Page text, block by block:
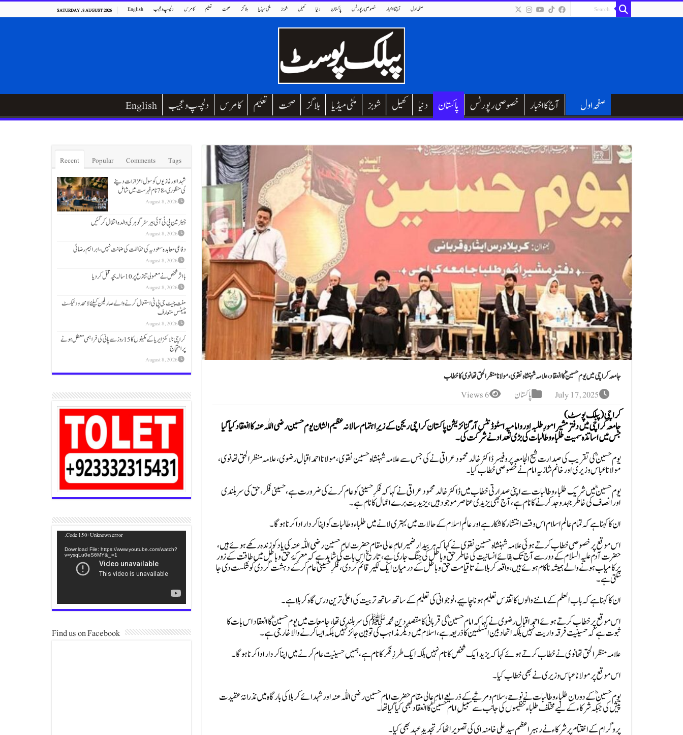
SATURDAY , 8 AUGUST 2026 English دلچسپ و عجیب کامرس تعلیم صحت بلاگز ملٹی میڈیا شوبز کھیل دنیا پاکستان خصوصی رپورٹس آج کا اخبار صفحہ اول
English دلچسپ و عجیب کامرس تعلیم صحت بلاگز ملٹی میڈیا شوبز کھیل دنیا پاکستان خصوصی رپورٹس آج کا اخبار صفحہ اول
جامعہ کراچی میں یوم حسینؓ کا انعقاد،علامہ شہنشاہ نقوی، مولانا منظر الحق تھانوی کا خطاب
July 17, 2025 پاکستان 6 Views
کراچی (پبلک پوسٹ )
جامعہ کراچی میں دفترِ مشیرِ امورِ طلبہ اور و امامیہ اسٹوڈنٹس آرگنائزیشن پاکستان کراچی ریجن کے زیرِ اہتمام سالانہ عظیم الشان یوم حسین رضی اللّٰہ عنہ کا انعقاد کیا گیا
جس میں اساتذہ سمیت طلباء و طالبات کی بڑی تعداد نے شرکت کی۔
یوم حسینؓ کی تقریب کی صدارت شیح الجامعہ پروفیسر ڈاکٹر خالد محمود عراقی نے کی جس سے علامہ شہنشاہ حسین نقوی، مولانا احمد اقبال رضوی، علامہ منظر الحق تھانوی،
مولانا عباس وزیری اور خانم شازیہ امام نے خصوصی خطاب کیا۔
یوم حسینؓ میں شریک طلباء و طالبات سے اپنی صدارتی خطاب میں ڈاکٹر خالد محمود عراقی نے کہا کہ فکرِ حسینی کو عام کرنے کی ضرورت ہے، حسینی فکر، حق کی سر بلندی
اور انصاف کی خاطر جہدوجد کرنے کا نام ہے، آج بھی یزیدی عناصر موجود ہیں، یزیدیت برے اعمال کا نام ہے۔
ان کا کہناہے کہ تمام عالمِ اسلام اس وقت انتشار کا شکار ہے اور عالمِ اسلام کے حالات میں بہتری لانے میں طلباء و طالبات کو اپنا کردار اداکرنا ہو گا۔
اس موقع پر خصوصی خطاب کرتے ہوئی علامہ شہنشاہ حسین نقوی نے کہا کہ ہر بیدار ضمیر امامِ عالی مقام حضرت امام حسین رضی اللّٰہ عنہ کی یاد کو زندہ رکھے ہوئے ہیں،
حضرت آدم علیہ السلام کے دور سے آج تک بقائے انسانیت کی خاطر حق و باطل کی جنگ جاری ہے، تاریخ اس بات کی شاہد ہے کہ معرکۂ حق و باطل میں طاقت کے زور
پر کامیاب ہونے والے ہمیشہ ناکام ہوئے ہیں، واقعہ کربلا نے تاقیامت حق و باطل کے درمیان ایک لکیر قائم کر دی، فکرِ حسینیؓ عام کر کے دہشت گردی کو شکست دی جا
سکتی ہے۔
ان کا کہنا ہے کہ باب العلم کے ماننے والوں کا تقدس تعلیم ہونا چاہیے، نوجوانی کی تعلیم کے ساتھ ساتھ تربیت کی اعلیٰ ترین درس گاہ کربلا ہے۔
اس موقع پر خطاب کرتے ہوئے احمد اقبال رضوی نے کہا کہ امام حسینؓ کی قربانی کا مقصد دینِ محمد ﷺ کی سر بلندی تھا، جامعات میں یوم حسینؓ کا انعقاد اس بات کا
ثبوت ہے کہ حسینیت فرقہ واریت نہیں بلکہ اتحاد بین المسلمین کا ذریعہ ہے، اسلام میں دیگر مذاہب کی توہین جائز نہیں بلکہ ایسا کرنے والا خارجی ہے۔
علامہ منظر الحق تھانوی نے خطاب کرتے ہوئے کہا کہ یزید ایک شخص کا نام نہیں بلکہ ایک طرزِ فکر کا نام ہے، ہمیں حسینیت عام کرنے میں اپنا کردار ادا کرنا ہو گا۔
اس موقع پر مولانا عباس وزیری نے بھی خطاب کیا۔
یوم حسین ؓ کے دوران طلباء و طالبات نے نوحے، سلام و مرثیے کے ذریعے امامِ عالی مقام حضرت امام حسین رضی اللّٰہ عنہ اور شہدائے کربلا کی بارگاہ میں نذرانۂ عقیدت
پیش کی جبکہ شرکا ء کے لیے مختلف طلباء تنظیموں کی جانب سے سبیلِ امام حسینؓ کا انعقاد بھی کیا گیا تھا۔
پروگرام کے اختتام پر شرکاء نے رہبرِ اعظم سید علی خامنہ ای کی تصویر اٹھا کر تجدیدِ عہد بھی کیا۔
Recent Popular Comments
Tags
شہدا اور غازیوں کو سول اعزازات دینے
کی منظوری، 78 نام فہرست میں شامل
August 8, 2026
چیئرمین پی ٹی آئی بیرسٹر گوہر کی والدہ انتقال کر گئیں
August 8, 2026
دفاعی معاہدہ سعودیہ کی حفاظت کی ضمانت نہیں، ابراہیم رضائی
August 8, 2026
بااثر شخص نے معمولی تنازع پر 10 سالہ بچہ قتل کر دیا
August 8, 2026
مفت چیٹ جی پی ٹی استعمال کرنے والے صارفین کیلئے لامحدود ٹیکسٹ
چیٹس متعارف
August 8, 2026
کراچی: لائنز ایریا کے مکینوں کا 15 روز سے پانی کی فراہمی معطل ہونے
پر احتجاج
August 8, 2026
Player
Code 150: Unknown error.
Download File: https://www.youtube.com/watch?
v=ysqLu0eS6MY&_=1
Find us on Facebook